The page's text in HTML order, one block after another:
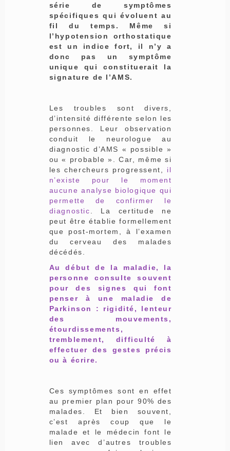
série de symptômes
spécifiques qui évoluent au
fil du temps. Même si
l’hypotension orthostatique
est un indice fort, il n’y a
donc pas un symptôme
unique qui constituerait la
signature de l’AMS.
Les troubles sont divers,
d’intensité différente selon les
personnes. Leur observation
conduit le neurologue au
diagnostic d’AMS « possible »
ou « probable ». Car, même si
les chercheurs progressent, il
n’existe pour le moment
aucune analyse biologique qui
permette de confirmer le
diagnostic . La certitude ne
peut être établie formellement
que post-mortem, à l’examen
du cerveau des malades
décédés.
Au début de la maladie, la
personne consulte souvent
pour des signes qui font
penser à une maladie de
Parkinson : rigidité, lenteur
des mouvements,
étourdissements,
tremblement, difficulté à
effectuer des gestes précis
ou à écrire.
Ces symptômes sont en effet
au premier plan pour 90% des
malades. Et bien souvent,
c’est après coup que le
malade et le médecin font le
lien avec d’autres troubles